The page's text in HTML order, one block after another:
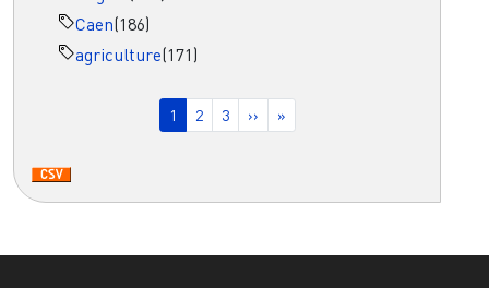
Caen(186)
agriculture(171)
Page courante
1 Page
2 Page
3 Page suivante
›› Dernière page
»